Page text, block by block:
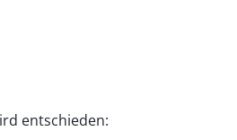
entschieden: